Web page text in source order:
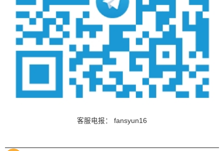
客服电报： fansyun16